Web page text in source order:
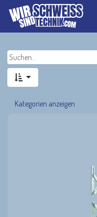
Kategorien anzeigen